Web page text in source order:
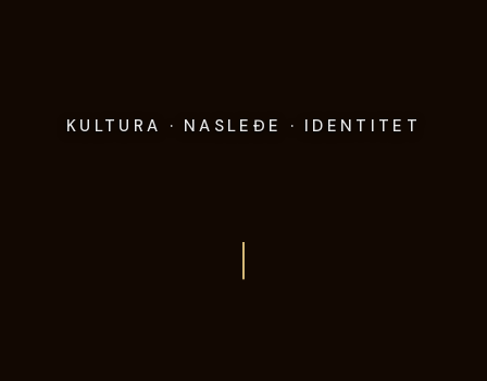
KULTURA · NASLEĐE · IDENTITET